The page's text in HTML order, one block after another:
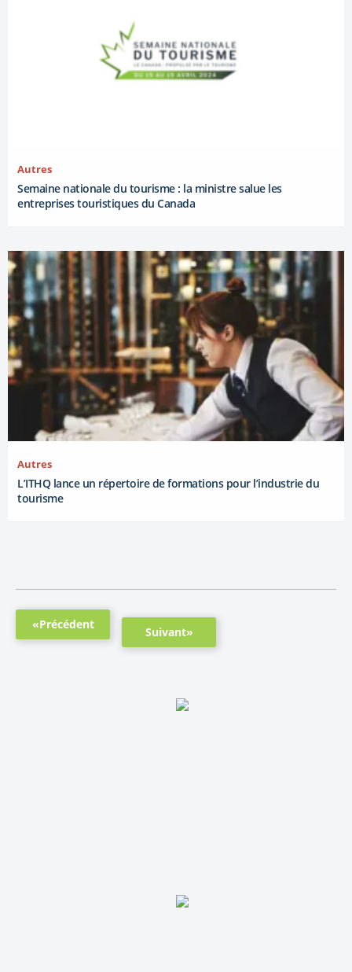
Autres
Semaine nationale du tourisme : la ministre salue les
entreprises touristiques du Canada
Autres
L’ITHQ lance un répertoire de formations pour l’industrie du
tourisme
«Précédent
Suivant»